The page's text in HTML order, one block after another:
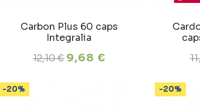
Carbon Plus 60 caps
Integralia
12,10 € 9,68 €
-20% -20%